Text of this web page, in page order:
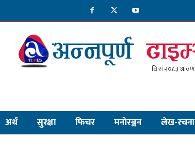
अर्थ सुरक्षा फिचर मनाेरञ्जन लेख-रचना